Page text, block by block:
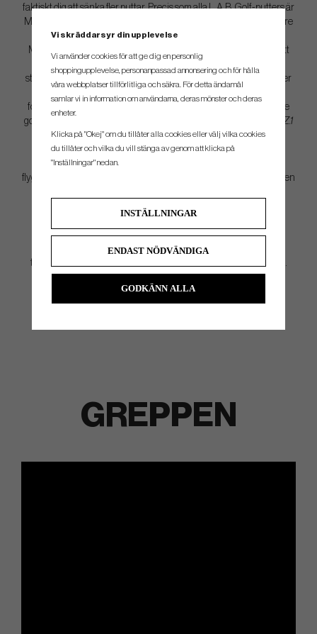
faktiskt dig att sänka fler puttar. Precis som alla L.A.B. Golf-putters är
MEZZ.1 MAX 100% Lie Angle Balanced för att göra puttning enklare
och roligare. Det känns som magi... men det är bara vetenskap.
MEZZ.1 och MEZZ.1 MAX är i stort sett samma putter... förutom att
stabilitet. Den skapades för golfare som föredrar större putters eller
förlåtande som L.A.B´s DF 2.1 (förutom att den inte är ful) för att ge
golfare allt de älskar med DF 2.1 utan "rymdfarkostvibbarna".
MEZZ.1
MAX finns tillgänglig i standardlängd, ArmLock och Broomstick-
varianter.MEZZ.1 MAX Custom är L.A.B:s helt anpassningsbara
putter som är helt CNC-maskinellt bearbetad från en bit av 6061
flygaluminium (kaross) och 303 rostfritt stål (mitten) för att skapa den
snyggaste puttern hittills. Den inkluderar 10 vikter (åtta på
individuellt bygga varje putter enligt golfspelarens exakta
specifikationer. Alla L.A.B MEZZ.1 MAX Custom Putters är 100%
tillverkade i USA och byggda och balanserade i Eugene, Oregon.
GREPPEN
Vi skräddarsyr din upplevelse
Vi använder cookies för att ge dig en personlig
shoppingupplevelse, personanpassad annonsering och för hålla
våra webbplatser tillförlitliga och säkra. För detta ändamål
samlar vi in information om användarna, deras mönster och deras
enheter.
Klicka på "Okej" om du tillåter alla cookies eller välj vilka cookies
du tillåter och vilka du vill stänga av genom att klicka på
"Inställningar" nedan.
INSTÄLLNINGAR
ENDAST NÖDVÄNDIGA
GODKÄNN ALLA